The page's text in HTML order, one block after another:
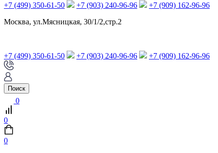
+7 (499) 350-61-50 +7 (903) 240-96-96
+7 (909) 162-96-96
Москва, ул.Мясницкая, 30/1/2,стр.2
+7 (499) 350-61-50 +7 (903) 240-96-96 +7 (909) 162-96-96
Поиск
0
0
0